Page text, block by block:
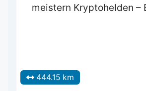
meistern Kryptohelden –
444.15 km